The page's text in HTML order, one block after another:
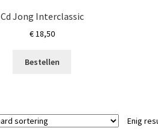
Cd Jong Interclassic
€18,50
Bestellen
Enig